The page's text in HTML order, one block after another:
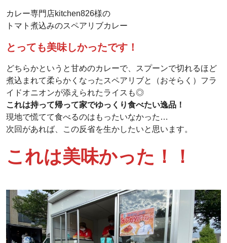
カレー専門店kitchen826様の
トマト煮込みのスペアリブカレー
とっても美味しかったです！
どちらかというと甘めのカレーで、スプーンで切れるほど
煮込まれて柔らかくなったスペアリブと（おそらく）フラ
イドオニオンが添えられたライスも◎
これは持って帰って家でゆっくり食べたい逸品！
現地で慌てて食べるのはもったいなかった…
次回があれば、この反省を生かしたいと思います。
これは美味かった！！